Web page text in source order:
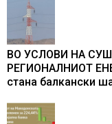
ВО УСЛОВИ НА
РЕГИОНАЛНИОТ
стана балкански